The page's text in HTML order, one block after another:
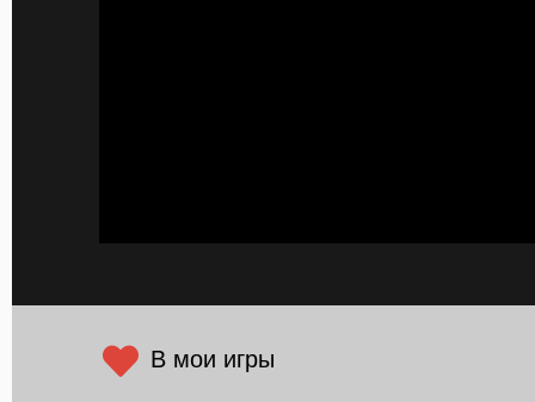
В мои игры